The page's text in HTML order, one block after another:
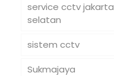
service cctv jakarta
selatan
sistem cctv
Sukmajaya